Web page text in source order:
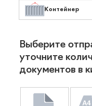
Контейнер
Выберите
уточните
документов в